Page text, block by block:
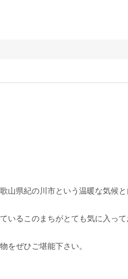
山県紀の川市という温暖な気候
いるこのまちがとても気に入っ
をぜひご堪能下さい。